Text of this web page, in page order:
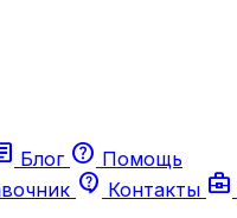
Блог help Помощь
contact_support Контакты business_center